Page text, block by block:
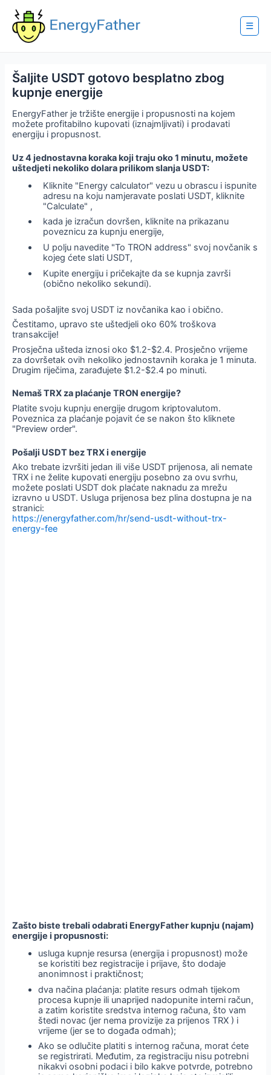
content
☰
Šaljite USDT gotovo besplatno zbog
kupnje energije
EnergyFather je tržište energije i propusnosti na kojem
možete profitabilno kupovati (iznajmljivati) i prodavati
energiju i propusnost.
Uz 4 jednostavna koraka koji traju oko 1 minutu, možete
uštedjeti nekoliko dolara prilikom slanja USDT:
Kliknite "Energy calculator" vezu u obrascu i ispunite
adresu na koju namjeravate poslati USDT, kliknite
"Calculate" ,
kada je izračun dovršen, kliknite na prikazanu
poveznicu za kupnju energije,
U polju navedite "To TRON address" svoj novčanik s
kojeg ćete slati USDT,
Kupite energiju i pričekajte da se kupnja završi
(obično nekoliko sekundi).
Sada pošaljite svoj USDT iz novčanika kao i obično.
Čestitamo, upravo ste uštedjeli oko 60% troškova
transakcije!
Prosječna ušteda iznosi oko $1.2-$2.4. Prosječno vrijeme
za dovršetak ovih nekoliko jednostavnih koraka je 1 minuta.
Drugim riječima, zarađujete $1.2-$2.4 po minuti.
Nemaš TRX za plaćanje TRON energije?
Platite svoju kupnju energije drugom kriptovalutom.
Poveznica za plaćanje pojavit će se nakon što kliknete
"Preview order".
Pošalji USDT bez TRX i energije
Ako trebate izvršiti jedan ili više USDT prijenosa, ali nemate
TRX i ne želite kupovati energiju posebno za ovu svrhu,
možete poslati USDT dok plaćate naknadu za mrežu
izravno u USDT. Usluga prijenosa bez plina dostupna je na
stranici:
https://energyfather.com/hr/send-usdt-without-trx-
energy-fee
Zašto biste trebali odabrati EnergyFather kupnju (najam)
energije i propusnosti:
usluga kupnje resursa (energija i propusnost) može
se koristiti bez registracije i prijave, što dodaje
anonimnost i praktičnost;
dva načina plaćanja: platite resurs odmah tijekom
procesa kupnje ili unaprijed nadopunite interni račun,
a zatim koristite sredstva internog računa, što vam
štedi novac (jer nema provizije za prijenos TRX ) i
vrijeme (jer se to događa odmah);
Ako se odlučite platiti s internog računa, morat ćete
se registrirati. Međutim, za registraciju nisu potrebni
nikakvi osobni podaci i bilo kakve potvrde, potrebno